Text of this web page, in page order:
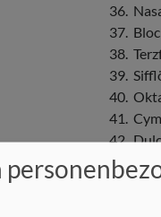
36.
37.
38.
39.
40.
41.
42.
43.
44.